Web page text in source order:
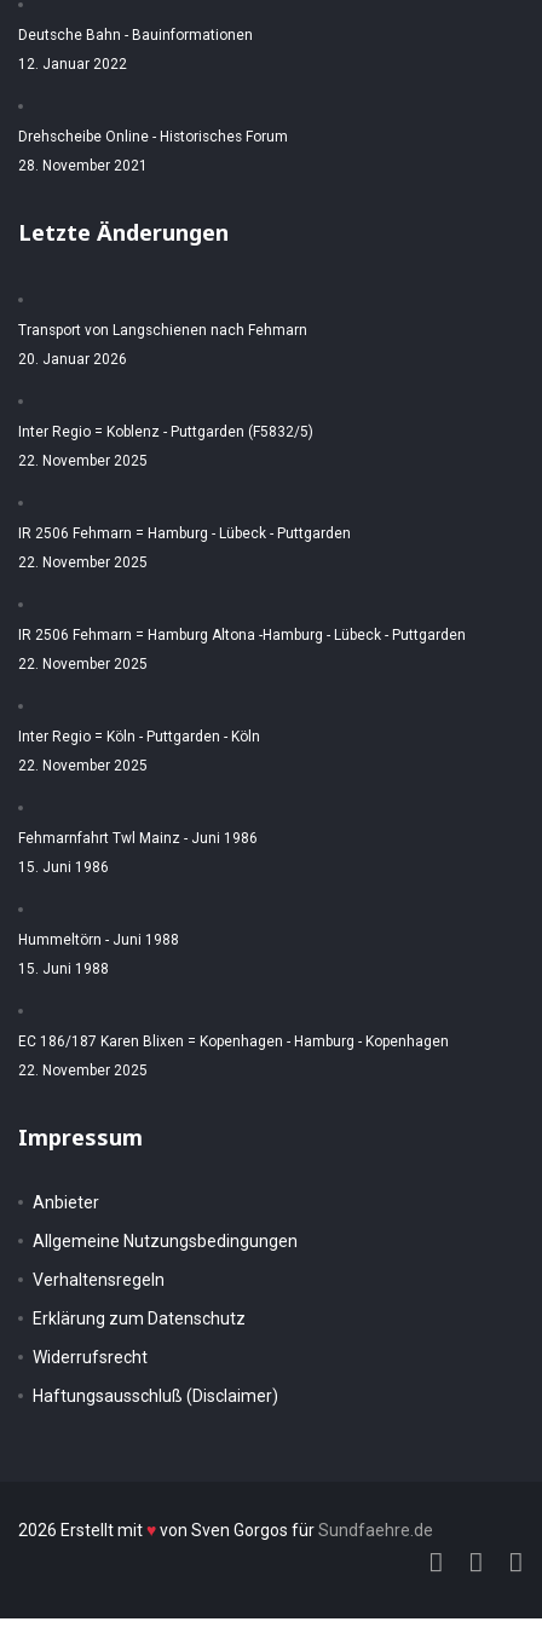
Deutsche Bahn - Bauinformationen
12. Januar 2022
Drehscheibe Online - Historisches Forum
28. November 2021
Letzte Änderungen
Transport von Langschienen nach Fehmarn
20. Januar 2026
Inter Regio = Koblenz - Puttgarden (F5832/5)
22. November 2025
IR 2506 Fehmarn = Hamburg - Lübeck - Puttgarden
22. November 2025
IR 2506 Fehmarn = Hamburg Altona -Hamburg - Lübeck - Puttgarden
22. November 2025
Inter Regio = Köln - Puttgarden - Köln
22. November 2025
Fehmarnfahrt Twl Mainz - Juni 1986
15. Juni 1986
Hummeltörn - Juni 1988
15. Juni 1988
EC 186/187 Karen Blixen = Kopenhagen - Hamburg - Kopenhagen
22. November 2025
Impressum
Anbieter
Allgemeine Nutzungsbedingungen
Verhaltensregeln
Erklärung zum Datenschutz
Widerrufsrecht
Haftungsausschluß (Disclaimer)
2026 Erstellt mit♥von Sven Gorgos fürSundfaehre.de